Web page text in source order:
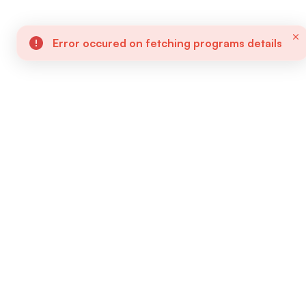
Error occured on fetching programs details